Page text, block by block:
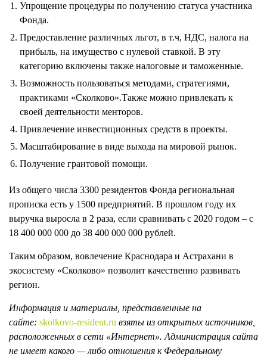
Упрощение процедуры по получению статуса участника
Фонда.
Предоставление различных льгот, в т.ч, НДС, налога на
прибыль, на имущество с нулевой ставкой. В эту
категорию включены также налоговые и таможенные.
Возможность пользоваться методами, стратегиями,
практиками «Сколково».Также можно привлекать к
своей деятельности менторов.
Привлечение инвестиционных средств в проекты.
Масштабирование в виде выхода на мировой рынок.
Получение грантовой помощи.
Из общего числа 3300 резидентов Фонда региональная
прописка есть у 1500 предприятий. В прошлом году их
выручка выросла в 2 раза, если сравнивать с 2020 годом – с
18 400 000 000 до 38 400 000 000 рублей.
Таким образом, вовлечение Краснодара и Астрахани в
экосистему «Сколково» позволит качественно развивать
регион.
Информация и материалы, представленные на
сайте: skolkovo-resident.ru взяты из открытых источников,
расположенных в сети «Интернет». Администрация сайта
не имеет какого — либо отношения к Федеральному